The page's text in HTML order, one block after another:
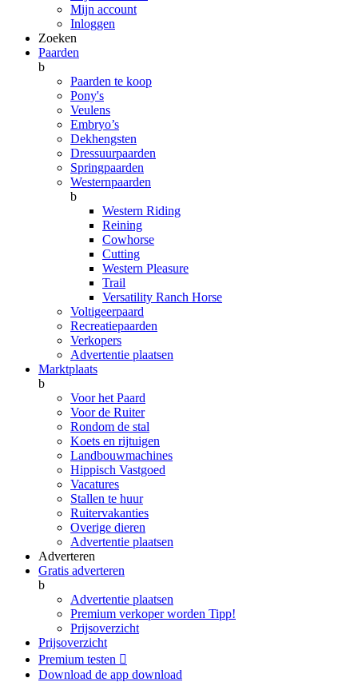
Mijn account
Inloggen
Zoeken
Paarden
b
Paarden te koop
Pony's
Veulens
Embryo’s
Dekhengsten
Dressuurpaarden
Springpaarden
Westernpaarden
b
Western Riding
Reining
Cowhorse
Cutting
Western Pleasure
Trail
Versatility Ranch Horse
Voltigeerpaard
Recreatiepaarden
Verkopers
Advertentie plaatsen
Marktplaats
b
Voor het Paard
Voor de Ruiter
Rondom de stal
Koets en rijtuigen
Landbouwmachines
Hippisch Vastgoed
Vacatures
Stallen te huur
Ruitervakanties
Overige dieren
Advertentie plaatsen
Adverteren
Gratis adverteren
b
Advertentie plaatsen
Premium verkoper worden Tipp!
Prijsoverzicht
Prijsoverzicht
Premium testen 
Download de app download